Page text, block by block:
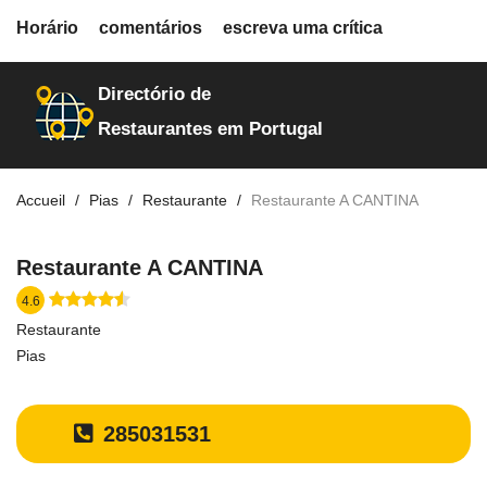
restaurantes
Directório de
Restaurantes em Portugal
Accueil Pias Restaurante Restaurante A CANTINA
Restaurante A CANTINA
4.6
Restaurante
Pias
285031531
Horário comentários escreva uma crítica